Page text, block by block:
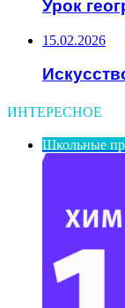
Урок
15.02.2026
ИНТЕРЕСНОЕ
Школьные